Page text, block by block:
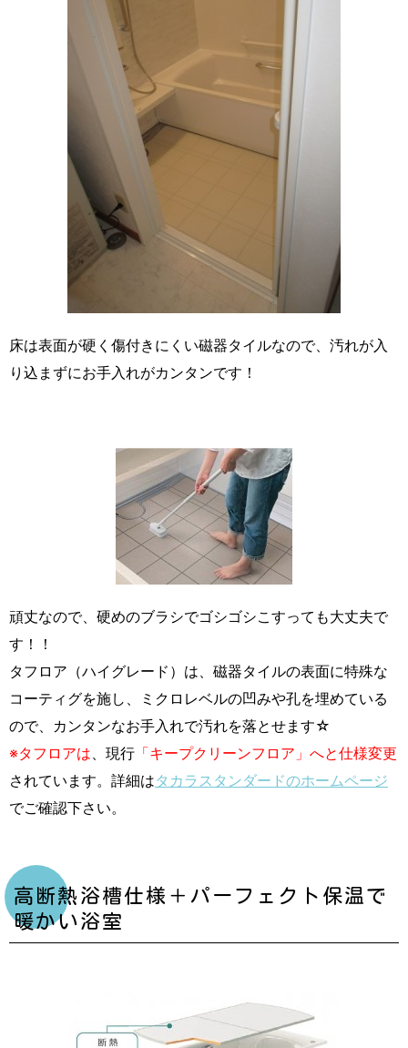
床は表面が硬く傷付きにくい磁器タイルなので、汚れが入
り込まずにお手入れがカンタンです！
頑丈なので、硬めのブラシでゴシゴシこすっても大丈夫で
す！！
タフロア（ハイグレード）は、磁器タイルの表面に特殊な
コーティグを施し、ミクロレベルの凹みや孔を埋めている
ので、カンタンなお手入れで汚れを落とせます☆
※タフロアは、現行 「キープクリーンフロア」へと仕様変更
されています。詳細はタカラスタンダードのホームページ
でご確認下さい。
高断熱浴槽仕様＋パーフェクト保温で
暖かい浴室